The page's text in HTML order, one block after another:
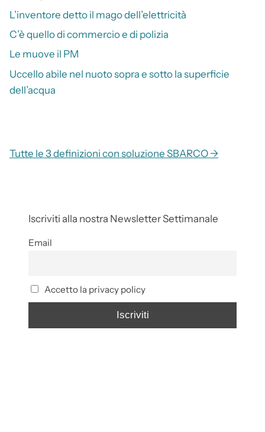
L’inventore detto il mago dell’elettricità
C’è quello di commercio e di polizia
Le muove il PM
Uccello abile nel nuoto sopra e sotto la superficie
dell’acqua
Tutte le 3 definizioni con soluzione SBARCO →
Iscriviti alla nostra Newsletter Settimanale
Email
Accetto la privacy policy